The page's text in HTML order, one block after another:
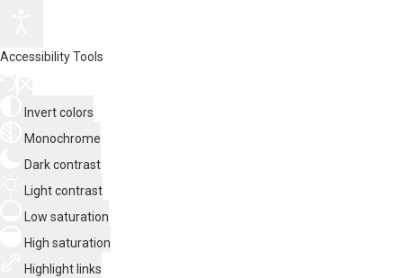
Accessibility Tools
Invert colors
Monochrome
Dark contrast
Light contrast
Low saturation
High saturation
Highlight links